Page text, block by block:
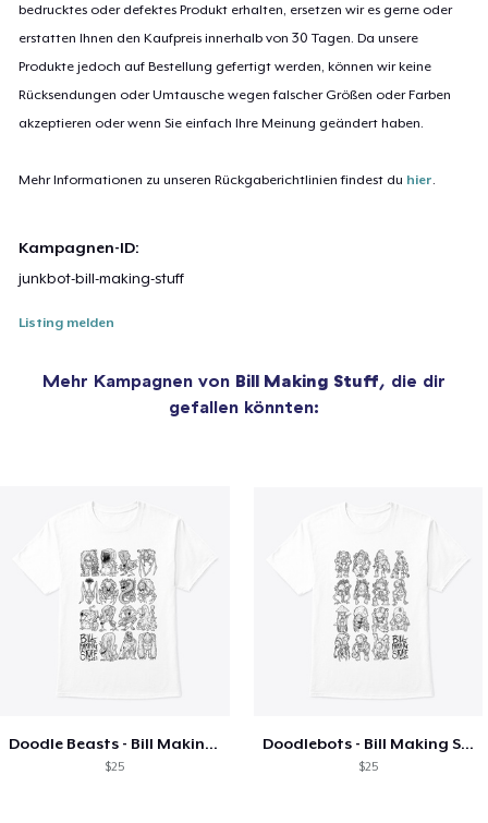
bedrucktes oder defektes Produkt erhalten, ersetzen wir es gerne oder
erstatten Ihnen den Kaufpreis innerhalb von 30 Tagen. Da unsere
Produkte jedoch auf Bestellung gefertigt werden, können wir keine
Rücksendungen oder Umtausche wegen falscher Größen oder Farben
akzeptieren oder wenn Sie einfach Ihre Meinung geändert haben.
Mehr Informationen zu unseren Rückgaberichtlinien findest du hier
Kampagnen-ID:
junkbot-bill-making-stuff
Listing melden
Mehr Kampagnen von Bill Making Stuff, die dir
gefallen könnten:
Doodle Beasts - Bill Making Stuff
$25
Doodlebots - Bill Making Stuff
$25